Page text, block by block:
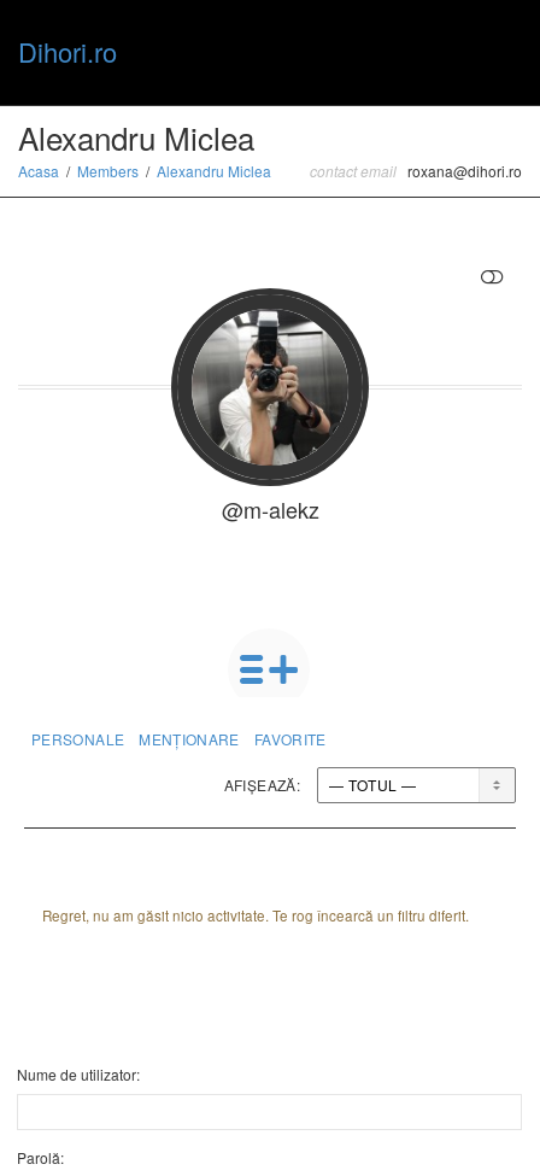
Dihori.ro
Alexandru Miclea
Acasa Members Alexandru Miclea contact email roxana@dihori.ro
@m-alekz
PERSONALE MENȚIONARE FAVORITE
AFIȘEAZĂ:
Regret, nu am găsit nicio activitate. Te rog încearcă un filtru diferit.
Nume de utilizator:
Parolă: